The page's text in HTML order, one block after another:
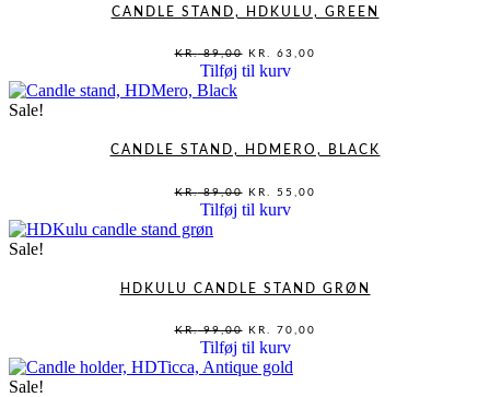
CANDLE STAND, HDKULU, GREEN
KR.89,00
DEN
OPRINDELIGE
PRIS
KR. 63,00
Tilføj til kurv
Sale!
CANDLE STAND, HDMERO, BLACK
KR.89,00
OPRINDELIGE
PRIS
KR. 55,00
Tilføj til kurv
Sale!
HDKULU CANDLE STAND GRØN
KR.99,00
OPRINDELIGE
PRIS
VAR:
KR. 99,00.
KR. 70,00
Tilføj til kurv
Sale!